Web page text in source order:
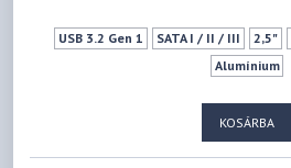
USB 3.2 Gen 1 SATA I / II / III 2,5"
Alumínium
KOSÁRBA